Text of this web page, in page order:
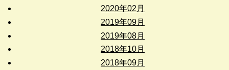
2020年02月
2019年09月
2019年08月
2018年10月
2018年09月